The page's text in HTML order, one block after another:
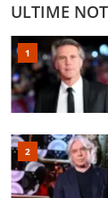
ULTIME